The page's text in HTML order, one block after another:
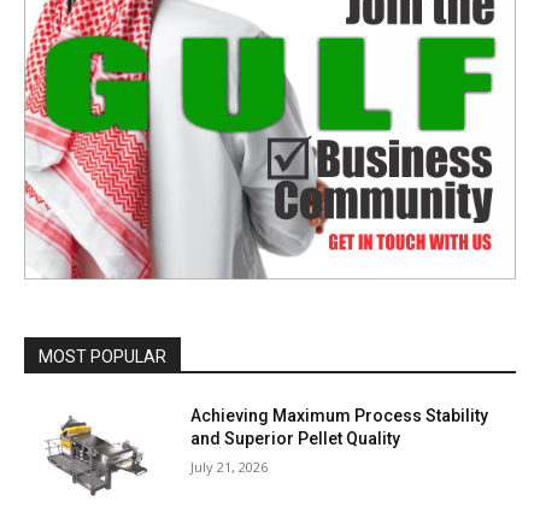
MOST POPULAR
Achieving Maximum Process Stability
and Superior Pellet Quality
July 21, 2026